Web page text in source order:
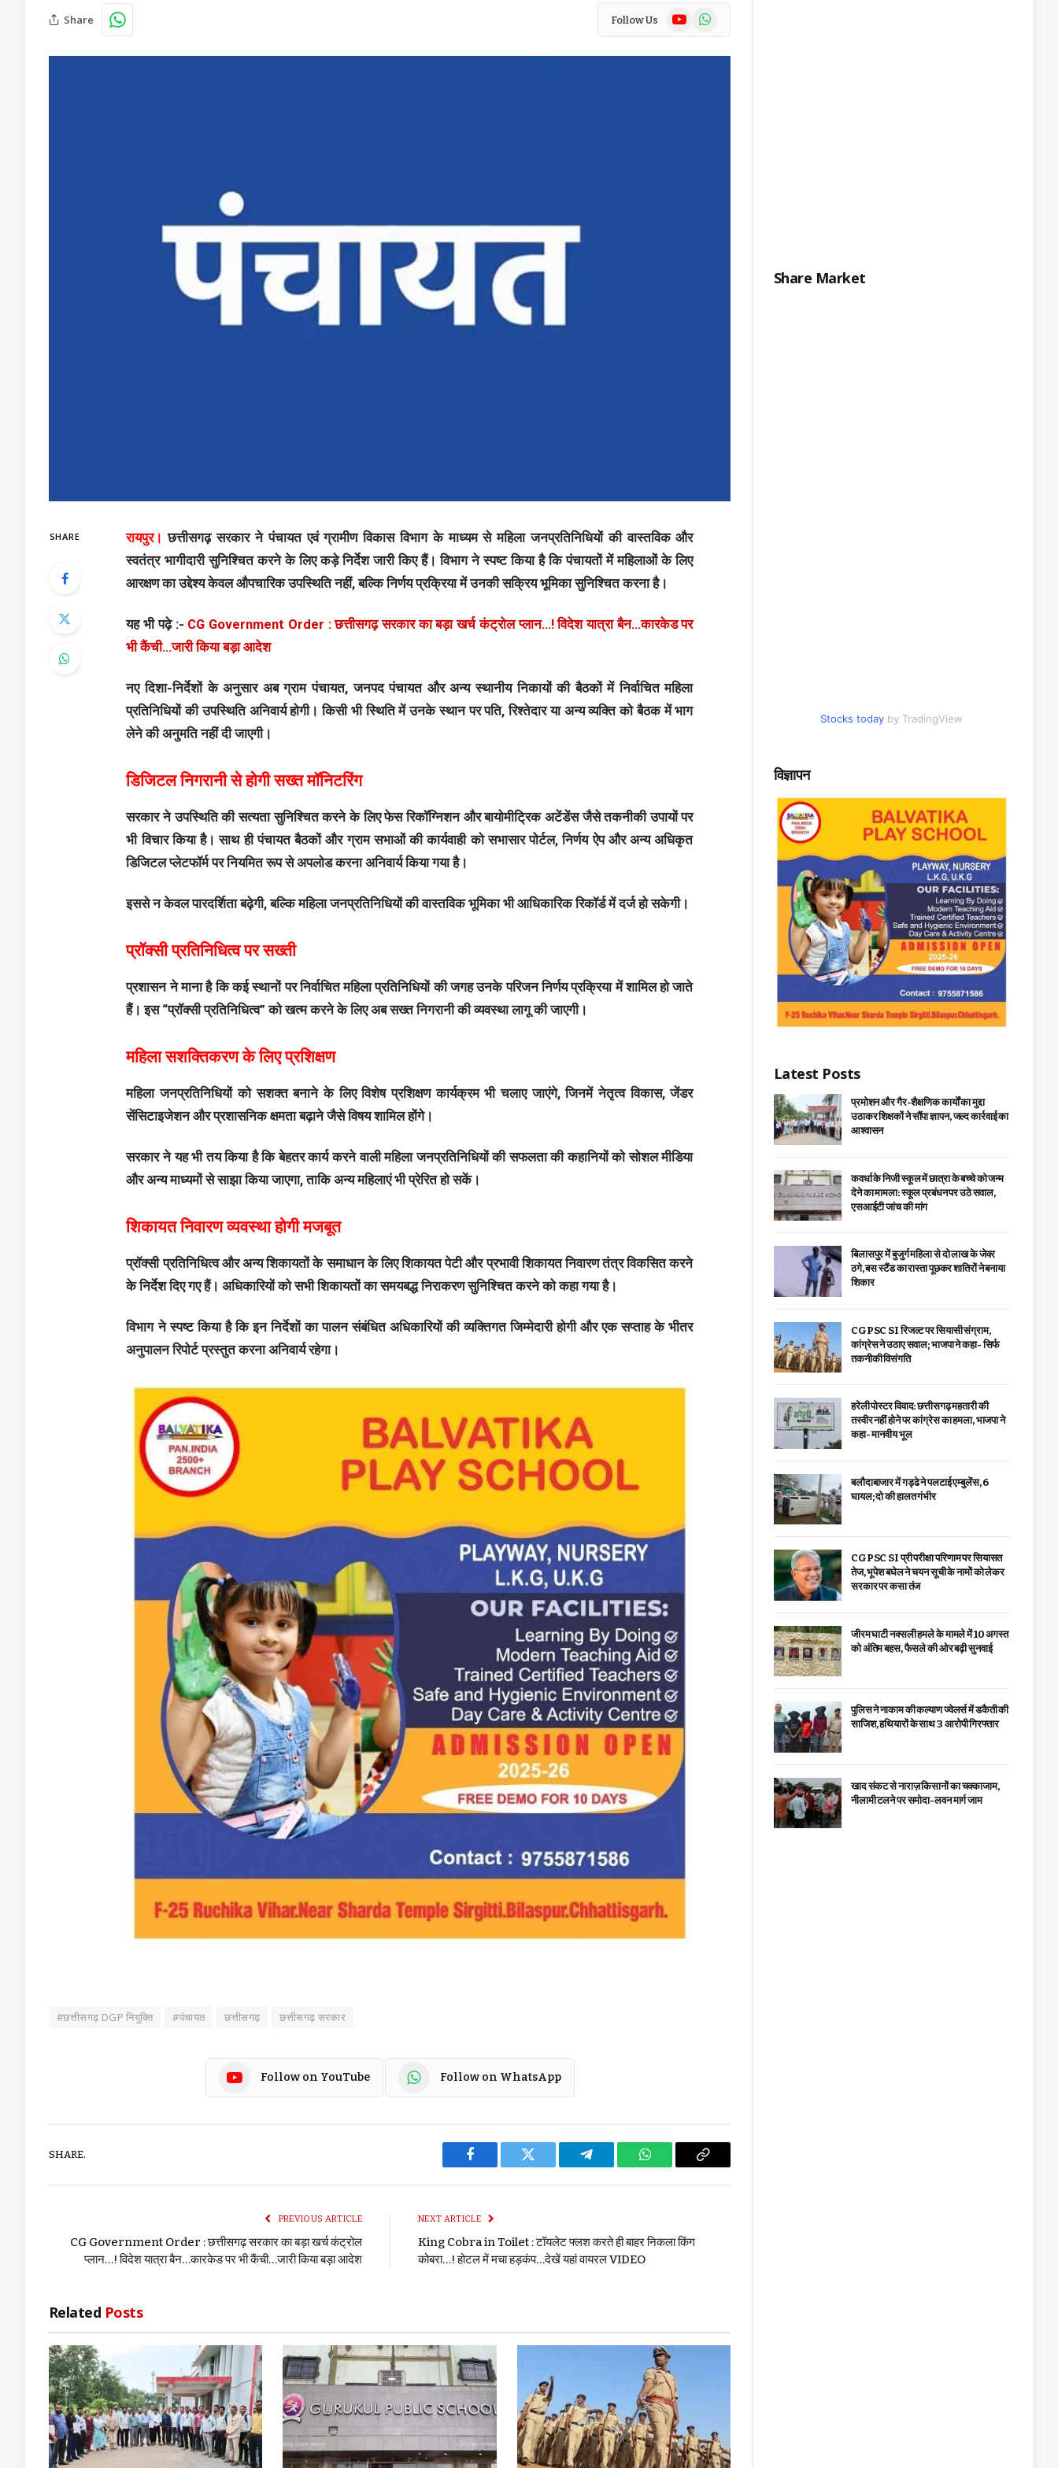
Share Follow Us YouTubeWhatsApp
SHARE रायपुर। छत्तीसगढ़ सरकार ने पंचायत एवं ग्रामीण विकास विभाग के माध्यम से महिला जनप्रतिनिधियों की वास्तविक और
स्वतंत्र भागीदारी सुनिश्चित करने के लिए कड़े निर्देश जारी किए हैं। विभाग ने स्पष्ट किया है कि पंचायतों में महिलाओं के लिए
आरक्षण का उद्देश्य केवल औपचारिक उपस्थिति नहीं, बल्कि निर्णय प्रक्रिया में उनकी सक्रिय भूमिका सुनिश्चित करना है।
यह भी पढ़े :- CG Government Order : छत्तीसगढ़ सरकार का बड़ा खर्च कंट्रोल प्लान…! विदेश यात्रा बैन…कारकेड पर
भी कैंची…जारी किया बड़ा आदेश
नए दिशा-निर्देशों के अनुसार अब ग्राम पंचायत, जनपद पंचायत और अन्य स्थानीय निकायों की बैठकों में निर्वाचित महिला
प्रतिनिधियों की उपस्थिति अनिवार्य होगी। किसी भी स्थिति में उनके स्थान पर पति, रिश्तेदार या अन्य व्यक्ति को बैठक में भाग
लेने की अनुमति नहीं दी जाएगी।
डिजिटल निगरानी से होगी सख्त मॉनिटरिंग
सरकार ने उपस्थिति की सत्यता सुनिश्चित करने के लिए फेस रिकॉग्निशन और बायोमीट्रिक अटेंडेंस जैसे तकनीकी उपायों पर
भी विचार किया है। साथ ही पंचायत बैठकों और ग्राम सभाओं की कार्यवाही को सभासार पोर्टल, निर्णय ऐप और अन्य अधिकृत
डिजिटल प्लेटफॉर्म पर नियमित रूप से अपलोड करना अनिवार्य किया गया है।
इससे न केवल पारदर्शिता बढ़ेगी, बल्कि महिला जनप्रतिनिधियों की वास्तविक भूमिका भी आधिकारिक रिकॉर्ड में दर्ज हो सकेगी।
प्रॉक्सी प्रतिनिधित्व पर सख्ती
प्रशासन ने माना है कि कई स्थानों पर निर्वाचित महिला प्रतिनिधियों की जगह उनके परिजन निर्णय प्रक्रिया में शामिल हो जाते
हैं। इस “प्रॉक्सी प्रतिनिधित्व” को खत्म करने के लिए अब सख्त निगरानी की व्यवस्था लागू की जाएगी।
महिला सशक्तिकरण के लिए प्रशिक्षण
महिला जनप्रतिनिधियों को सशक्त बनाने के लिए विशेष प्रशिक्षण कार्यक्रम भी चलाए जाएंगे, जिनमें नेतृत्व विकास, जेंडर
सेंसिटाइजेशन और प्रशासनिक क्षमता बढ़ाने जैसे विषय शामिल होंगे।
सरकार ने यह भी तय किया है कि बेहतर कार्य करने वाली महिला जनप्रतिनिधियों की सफलता की कहानियों को सोशल मीडिया
और अन्य माध्यमों से साझा किया जाएगा, ताकि अन्य महिलाएं भी प्रेरित हो सकें।
शिकायत निवारण व्यवस्था होगी मजबूत
प्रॉक्सी प्रतिनिधित्व और अन्य शिकायतों के समाधान के लिए शिकायत पेटी और प्रभावी शिकायत निवारण तंत्र विकसित करने
के निर्देश दिए गए हैं। अधिकारियों को सभी शिकायतों का समयबद्ध निराकरण सुनिश्चित करने को कहा गया है।
विभाग ने स्पष्ट किया है कि इन निर्देशों का पालन संबंधित अधिकारियों की व्यक्तिगत जिम्मेदारी होगी और एक सप्ताह के भीतर
अनुपालन रिपोर्ट प्रस्तुत करना अनिवार्य रहेगा।
#छत्तीसगढ़ DGP नियुक्ति #पंचायत छत्तीसगढ़ छत्तीसगढ़ सरकार
Follow on YouTube Follow on WhatsApp
SHARE.
Facebook Twitter Telegram WhatsAppCopy
PREVIOUS ARTICLE
CG Government Order : छत्तीसगढ़ सरकार का बड़ा खर्च कंट्रोल
प्लान…! विदेश यात्रा बैन…कारकेड पर भी कैंची…जारी किया बड़ा आदेश
NEXT ARTICLE
King Cobra in Toilet : टॉयलेट फ्लश करते ही बाहर निकला किंग
कोबरा…! होटल में मचा हड़कंप…देखें यहां वायरल VIDEO
Related Posts
Share Market
Stocks today by TradingView
विज्ञापन
Latest Posts
प्रमोशन और गैर-शैक्षणिक कार्यों का मुद्दा
उठाकर शिक्षकों ने सौंपा ज्ञापन, जल्द कार्रवाई का
आश्वासन
कवर्धा के निजी स्कूल में छात्रा के बच्चे को जन्म
देने का मामला: स्कूल प्रबंधन पर उठे सवाल,
एसआईटी जांच की मांग
बिलासपुर में बुजुर्ग महिला से दो लाख के जेवर
ठगे, बस स्टैंड का रास्ता पूछकर शातिरों ने बनाया
शिकार
CGPSC SI रिजल्ट पर सियासी संग्राम,
कांग्रेस ने उठाए सवाल; भाजपा ने कहा- सिर्फ
तकनीकी विसंगति
हरेली पोस्टर विवाद: छत्तीसगढ़ महतारी की
तस्वीर नहीं होने पर कांग्रेस का हमला, भाजपा ने
कहा- मानवीय भूल
बलौदाबाजार में गड्ढे ने पलटाई एम्बुलेंस, 6
घायल; दो की हालत गंभीर
CGPSC SI प्री परीक्षा परिणाम पर सियासत
तेज, भूपेश बघेल ने चयन सूची के नामों को लेकर
सरकार पर कसा तंज
जीरम घाटी नक्सली हमले के मामले में 10 अगस्त
को अंतिम बहस, फैसले की ओर बढ़ी सुनवाई
पुलिस ने नाकाम की कल्याण ज्वेलर्स में डकैती की
साजिश, हथियारों के साथ 3 आरोपी गिरफ्तार
खाद संकट से नाराज़ किसानों का चक्काजाम,
नीलामी टलने पर समोदा-लवन मार्ग जाम